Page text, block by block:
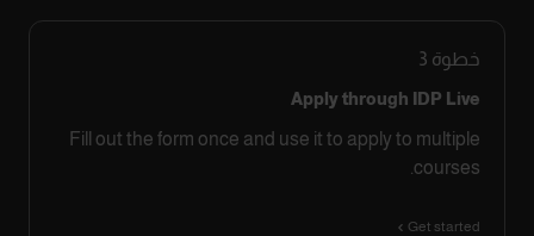
خطوة 3
Apply through IDP Live
Fill out the form once and use it to apply to multiple
courses.
Get started